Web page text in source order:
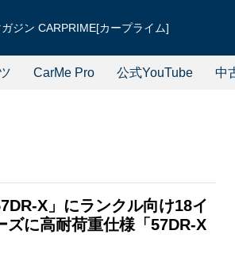
ジン CARPRIME[カープライム]
CarMe Pro 公式YouTube 中
X」にランクル向け18イ
ズに高耐荷重仕様「57DR-X